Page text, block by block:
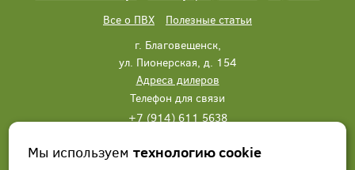
Все о ПВХ
Полезные статьи
г. Благовещенск,
ул. Пионерская, д. 154
Адреса дилеров
Телефон для связи
+7 (914) 611 5638
Написать нам Заказать звонок
Мы используемтехнологию cookie